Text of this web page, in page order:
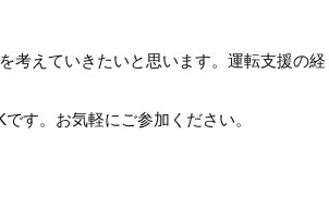
考えていきたいと思います。運転支援の経
す。お気軽にご参加ください。